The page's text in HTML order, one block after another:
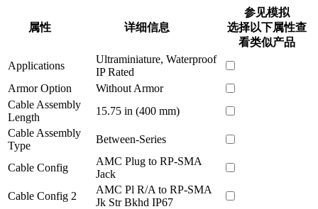
属性 详细信息
参见模拟
选择以下属性查
看类似产品
Applications
Ultraminiature, Waterproof
IP Rated
Armor Option
Without Armor
Cable Assembly
Length
15.75 in (400 mm)
Cable Assembly
Type
Between-Series
Cable Config
AMC Plug to RP-SMA
Jack
Cable Config 2
AMC Pl R/A to RP-SMA
Jk Str Bkhd IP67